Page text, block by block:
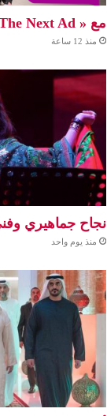
مع « The Next Ad…
منذ 12 ساعة
نجاح جماهيري
منذ يوم واحد